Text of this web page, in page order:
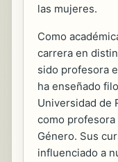
las mujeres.
Como
carrera en
sido profesora
ha enseñado
Universidad de
como
Género. Sus
influenciado a